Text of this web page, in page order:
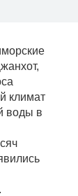
климат
воды в